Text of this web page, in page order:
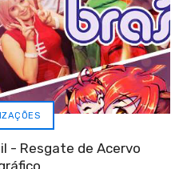
- Resgate de Acervo